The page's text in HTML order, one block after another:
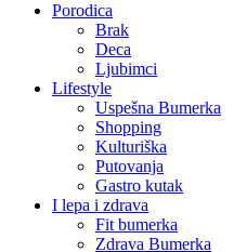
Porodica
Brak
Deca
Ljubimci
Lifestyle
Uspešna Bumerka
Shopping
Kulturiška
Putovanja
Gastro kutak
I lepa i zdrava
Fit bumerka
Zdrava Bumerka